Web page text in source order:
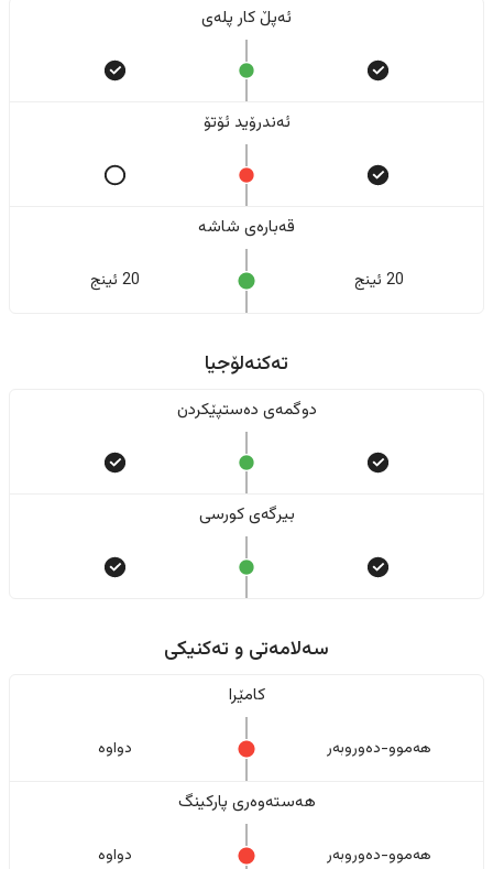
ئەپڵ کار پلەی
ئەندرۆید ئۆتۆ
قەبارەی شاشە
20 ئینج 20 ئینج
تەکنەلۆجیا
دوگمەی دەستپێکردن
بیرگەی کورسی
سەلامەتی و تەکنیکی
کامێرا
هەموو-دەوروبەر دواوە
هەستەوەری پارکینگ
هەموو-دەوروبەر دواوە